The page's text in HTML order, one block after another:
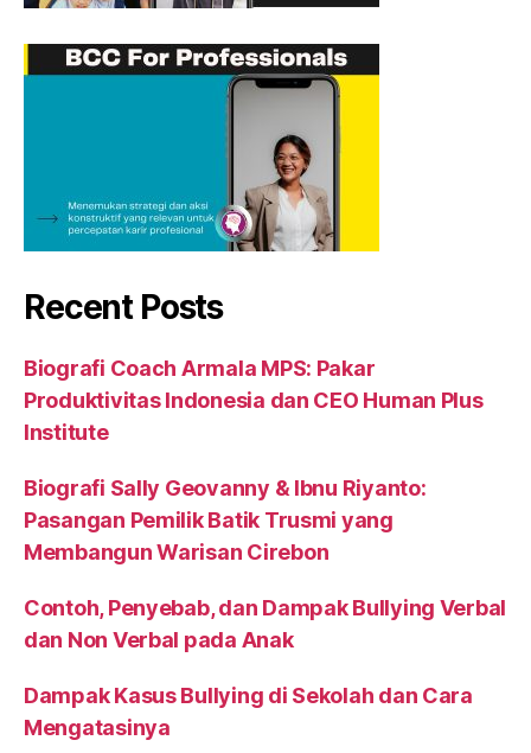
Recent Posts
Biografi Coach Armala MPS: Pakar
Produktivitas Indonesia dan CEO Human Plus
Institute
Biografi Sally Geovanny & Ibnu Riyanto:
Pasangan Pemilik Batik Trusmi yang
Membangun Warisan Cirebon
Contoh, Penyebab, dan Dampak Bullying Verbal
dan Non Verbal pada Anak
Dampak Kasus Bullying di Sekolah dan Cara
Mengatasinya